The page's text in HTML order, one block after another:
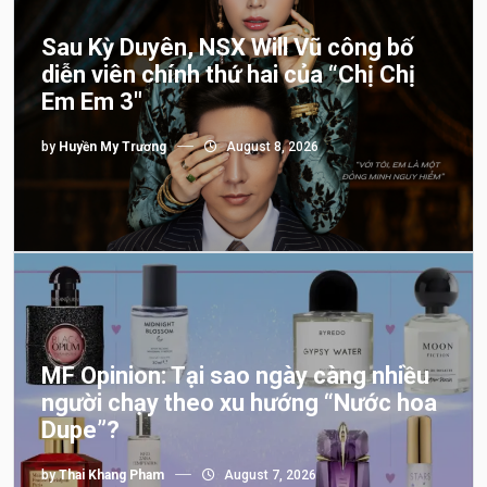
Sau Kỳ Duyên, NSX Will Vũ công bố
diễn viên chính thứ hai của “Chị Chị
Em Em 3″
by Huyền My Trương August 8, 2026
MF Opinion: Tại sao ngày càng nhiều
người chạy theo xu hướng “Nước hoa
Dupe”?
byThai Khang Pham August 7, 2026